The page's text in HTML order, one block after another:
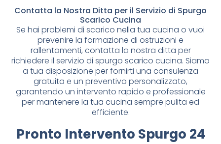
Contatta la Nostra Ditta per il Servizio di Spurgo
Scarico Cucina
Se hai problemi di scarico nella tua cucina o vuoi
prevenire la formazione di ostruzioni e
rallentamenti, contatta la nostra ditta per
richiedere il servizio di spurgo scarico cucina. Siamo
a tua disposizione per fornirti una consulenza
gratuita e un preventivo personalizzato,
garantendo un intervento rapido e professionale
per mantenere la tua cucina sempre pulita ed
efficiente.
Pronto Intervento Spurgo 24